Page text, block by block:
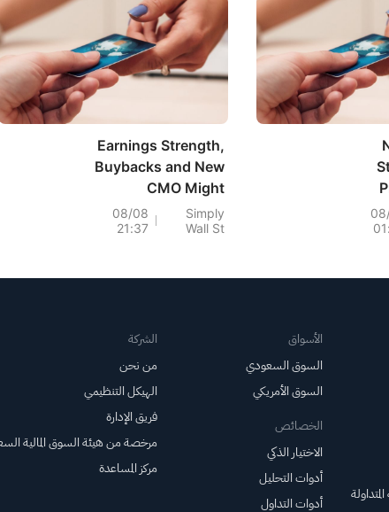
Earnings Strength,
Buybacks and New
CMO Might
Change The Case
For Investing In
Simply
Wall St
08/08
21:37
الأسواق
السوق السعودي
السوق الأمريكي
الخصائص
الاختيار الذكي
أدوات التحليل
أدوات التداول
الشركة
من نحن
الهيكل التنظيمي
فريق الإدارة
مرخصة من هيئة السوق المالية
مركز المساعدة